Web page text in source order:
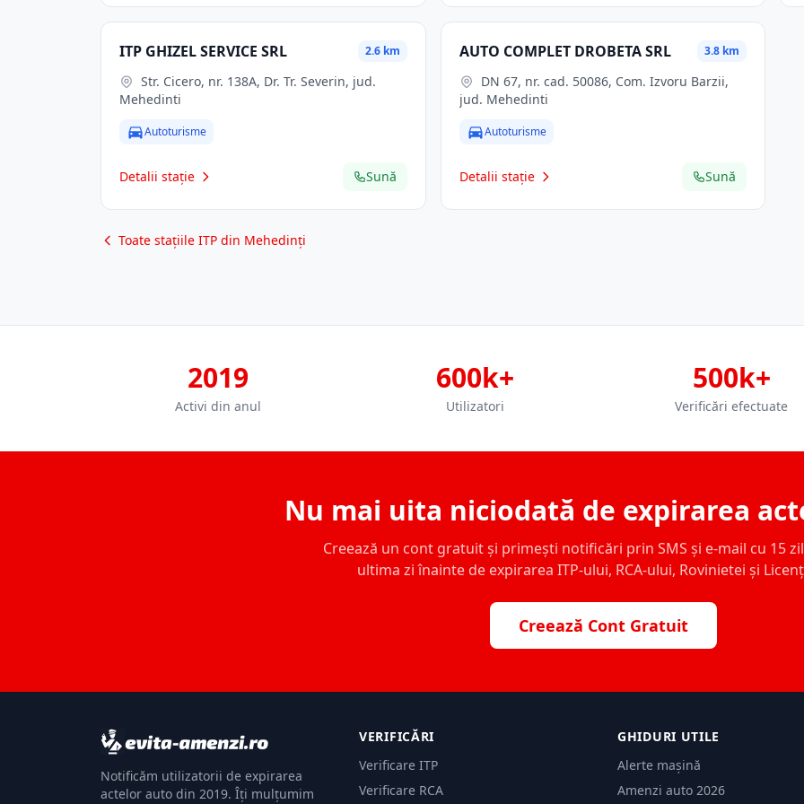
ITP GHIZEL SERVICE SRL 2.6 km
Mehedinti
Autoturisme
Detalii stație Sună
AUTO COMPLET DROBETA SRL 3.8 km
jud. Mehedinti
Autoturisme
Detalii stație Sună
Toate stațiile ITP din Mehedinți
2019
Activi din anul
600k+
Utilizatori
500k+
Verificări efectuate
Nu mai uita niciodată de expirarea
Creează un cont gratuit și primești notificări prin SMS și e-mail cu 15
ultima zi înainte de expirarea ITP-ului, RCA-ului, Rovinietei și
Creează Cont Gratuit
Notificăm utilizatorii de expirarea
actelor auto din 2019. Îți mulțumim
VERIFICĂRI
Verificare ITP
Verificare RCA
GHIDURI UTILE
Alerte mașină
Amenzi auto 2026